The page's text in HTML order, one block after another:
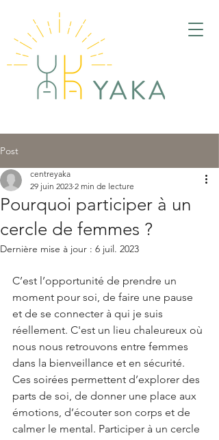
Post
Pourquoi participer à un
cercle de femmes ?
centreyaka
29 juin 2023 2 min de lecture
Dernière mise à jour : 6 juil. 2023
C’est l’opportunité de prendre un
moment pour soi, de faire une pause
et de se connecter à qui je suis
réellement. C'est un lieu chaleureux où
nous nous retrouvons entre femmes
dans la bienveillance et en sécurité.
Ces soirées permettent d’explorer des
parts de soi, de donner une place aux
émotions, d’écouter son corps et de
calmer le mental. Participer à un cercle